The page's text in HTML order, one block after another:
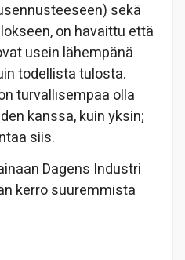
sekä
on havaittu että
usein lähempänä
todellista tulosta.
turvallisempaa olla
kanssa, kuin yksin;
siis.
Dagens Industri
kerro suuremmista